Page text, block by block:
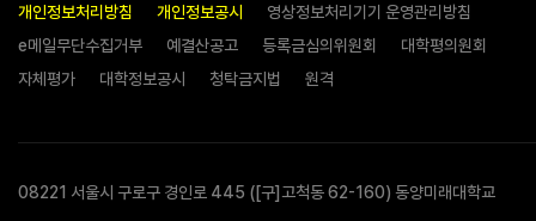
개인정보처리방침 개인정보공시
영상정보처리기기 운영관리방침
e메일무단수집거부
예결산공고 등록금심의위원회
대학평의원회
자체평가
대학정보공시 청탁금지법 원격
08221 서울시 구로구 경인로 445 ([구]고척동 62-160) 동양미래대학교